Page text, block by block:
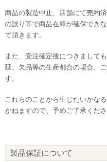
商品の製造中止、店舗にて売約
の誤り等で商品在庫が確保でき
て頂きます。
また、受注確定後につきまして
延、欠品等の生産都合の場合、
す。
これらのことから生じたいかな
かねますので、予めご了承くださ
製品保証について